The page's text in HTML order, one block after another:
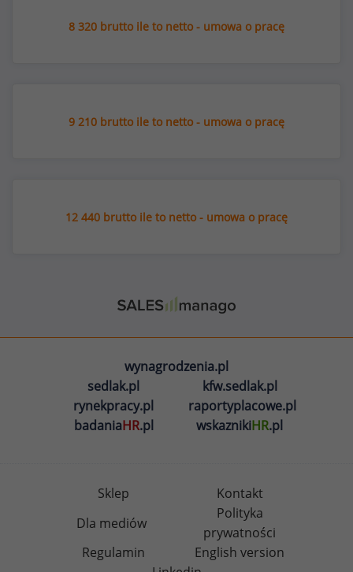
8 320 brutto ile to netto - umowa o pracę
9 210 brutto ile to netto - umowa o pracę
12 440 brutto ile to netto - umowa o pracę
wynagrodzenia.pl
sedlak.pl
kfw.sedlak.pl
rynekpracy.pl
raportyplacowe.pl
badaniaHR.pl wskaznikiHR.pl
Sklep
Kontakt
Dla mediów
Polityka
prywatności
Regulamin
English version